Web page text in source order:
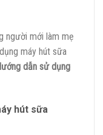
người mới làm mẹ
máy hút sữa
dẫn sử dụng
hút sữa